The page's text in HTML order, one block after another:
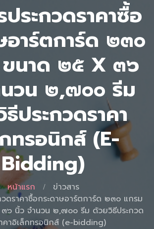
ประกวดราคาซื้อ
อาร์ตการ์ด ๒๓๐
นาด ๒๕ X ๓๖
วน ๒,๗๐๐ รีม
ประกวดราคา
ทรอนิกส์ (e-
Bidding)
หน้าแรก
ข่าวสาร
วดราคาซื้อกระดาษอาร์ตการ์ด ๒๓๐ แกรม
๖ นิ้ว จำนวน ๒,๗๐๐ รีม ด้วยวิธีประกวด
คาอิเล็กทรอนิกส์ (e-bidding)